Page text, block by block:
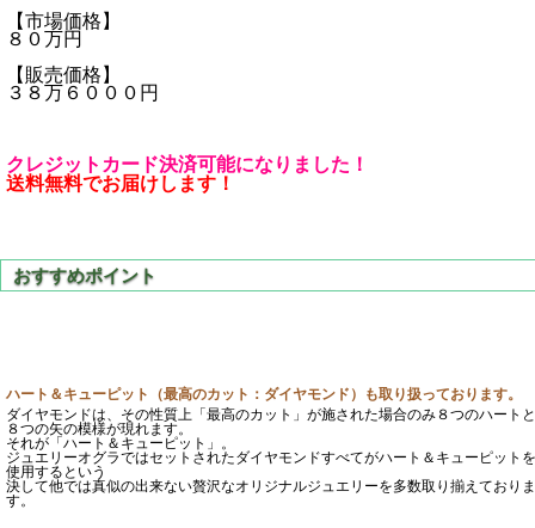
【市場価格】
８０万円
【販売価格】
３８万６０００円
クレジットカード決済可能になりました！
送料無料でお届けします！
ハート＆キューピット（最高のカット：ダイヤモンド）も取り扱っております。
ダイヤモンドは、その性質上「最高のカット」が施された場合のみ８つのハートと
８つの矢の模様が現れます。
それが「ハート＆キューピット」。
ジュエリーオグラではセットされたダイヤモンドすべてがハート＆キューピットを
使用するという
決して他では真似の出来ない贅沢なオリジナルジュエリーを多数取り揃えておりま
す。